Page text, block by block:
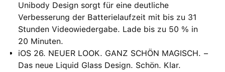
Unibody Design sorgt für eine deutliche
Verbesserung der Batterielaufzeit mit bis zu 31
Stunden Videowiedergabe. Lade bis zu 50 % in
20 Minuten.
iOS 26. NEUER LOOK. GANZ SCHÖN MAGISCH. −
Das neue Liquid Glass Design. Schön. Klar.